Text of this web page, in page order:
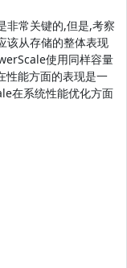
常关键的,但是,考察
该从存储的整体表现
使用同样容量
性能方面的表现是一
在系统性能优化方面